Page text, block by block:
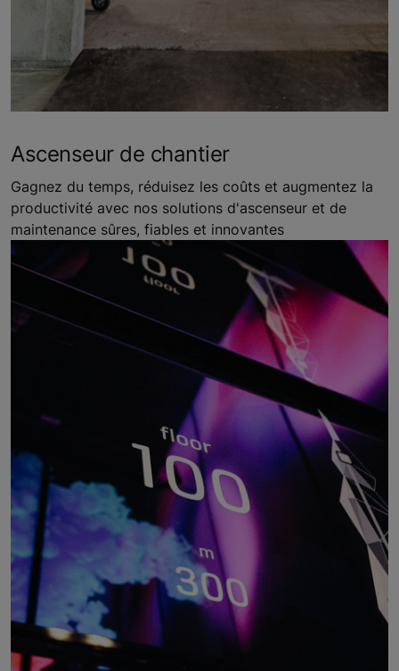
Ascenseur de chantier
Gagnez du temps, réduisez les coûts et augmentez la
productivité avec nos solutions d'ascenseur et de
maintenance sûres, fiables et innovantes